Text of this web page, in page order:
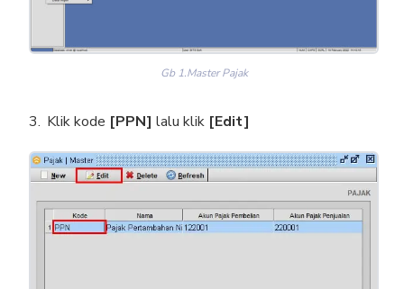
Gb 1.Master Pajak
Klik kode [PPN] lalu klik [Edit]